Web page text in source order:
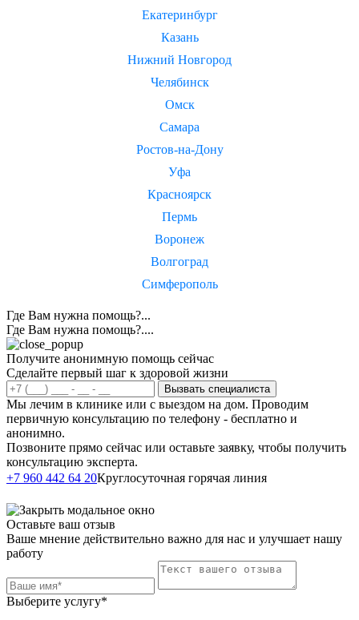
Екатеринбург
Казань
Нижний Новгород
Челябинск
Омск
Самара
Ростов-на-Дону
Уфа
Красноярск
Пермь
Воронеж
Волгоград
Симферополь
Где Вам нужна помощь?...
Где Вам нужна помощь?....
Получите анонимную помощь сейчас
Сделайте первый шаг к здоровой жизни
Вызвать специалиста
Мы лечим в клинике или с выездом на дом. Проводим
первичную консультацию по телефону - бесплатно и
анонимно.
Позвоните прямо сейчас или оставьте заявку, чтобы получить
консультацию эксперта.
+7 960 442 64 20Круглосуточная горячая линия
Оставьте ваш отзыв
Ваше мнение действительно важно для нас и улучшает нашу
работу
Выберите услугу*